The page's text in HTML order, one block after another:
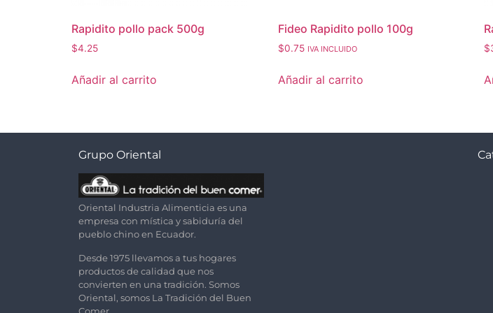
Rapidito pollo pack 500g
$4.25
Añadir al carrito
Fideo Rapidito pollo 100g
$0.75 IVA INCLUIDO
Añadir al carrito
$
Grupo Oriental
Oriental Industria Alimenticia es una
empresa con mística y sabiduría del
pueblo chino en Ecuador.
Desde 1975 llevamos a tus hogares
productos de calidad que nos
convierten en una tradición. Somos
Oriental, somos La Tradición del Buen
Comer.